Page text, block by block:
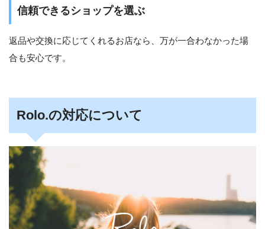
信頼できるショップを選ぶ
返品や交換に応じてくれるお店なら、万が一合わなかった場
合も安心です。
Rolo.の対応について